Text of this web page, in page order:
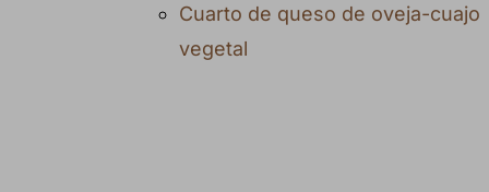
Cuarto de queso de oveja-cuajo
vegetal